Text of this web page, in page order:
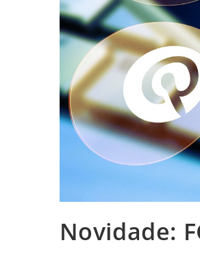
Novidade: